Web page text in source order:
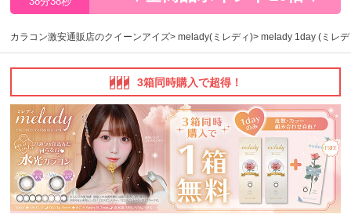
カラコン激安通販店のクイーンアイズ melady(ミレディ) melady 1day (ミレ
3箱同時購入で超得！